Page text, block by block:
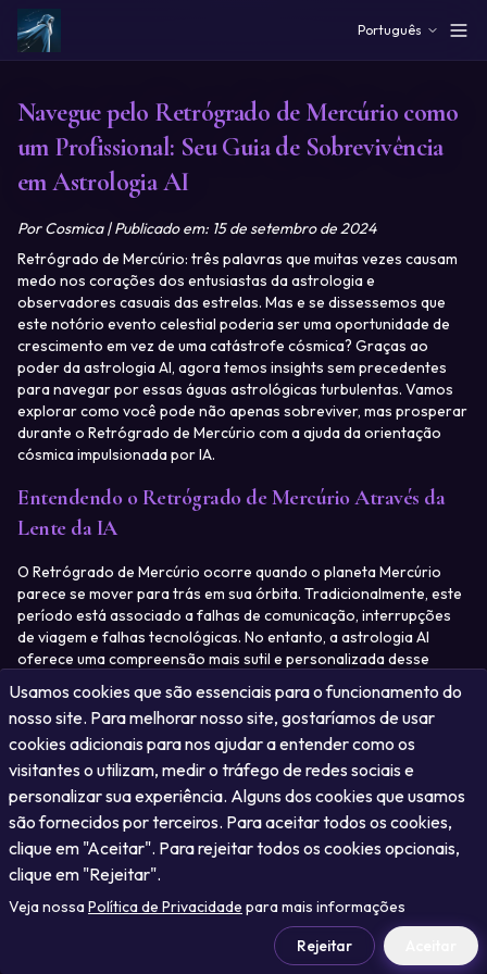
Português
Navegue pelo Retrógrado de Mercúrio como
um Profissional: Seu Guia de Sobrevivência
em Astrologia AI
Por Cosmica | Publicado em: 15 de setembro de 2024
Retrógrado de Mercúrio: três palavras que muitas vezes causam
medo nos corações dos entusiastas da astrologia e
observadores casuais das estrelas. Mas e se dissessemos que
este notório evento celestial poderia ser uma oportunidade de
crescimento em vez de uma catástrofe cósmica? Graças ao
poder da astrologia AI, agora temos insights sem precedentes
para navegar por essas águas astrológicas turbulentas. Vamos
explorar como você pode não apenas sobreviver, mas prosperar
durante o Retrógrado de Mercúrio com a ajuda da orientação
cósmica impulsionada por IA.
Entendendo o Retrógrado de Mercúrio Através da
Lente da IA
O Retrógrado de Mercúrio ocorre quando o planeta Mercúrio
parece se mover para trás em sua órbita. Tradicionalmente, este
período está associado a falhas de comunicação, interrupções
de viagem e falhas tecnológicas. No entanto, a astrologia AI
oferece uma compreensão mais sutil e personalizada desse
""Os algoritmos de IA podem analisar vastas quantidades de
dados para identificar padrões específicos do mapa natal de
cada indivíduo durante o Retrógrado de Mercúrio. Isso permite
estratégias altamente personalizadas para navegar
efetivamente por este período." - Dr. Astra Nova, Astrologista
AI da Cosmica
Como a IA Melhora as Previsões do Retrógrado de
Mercúrio
Análise de Impacto Personalizada
Usamos cookies que são essenciais para o funcionamento do
nosso site. Para melhorar nosso site, gostaríamos de usar
cookies adicionais para nos ajudar a entender como os
visitantes o utilizam, medir o tráfego de redes sociais e
personalizar sua experiência. Alguns dos cookies que usamos
são fornecidos por terceiros. Para aceitar todos os cookies,
clique em "Aceitar". Para rejeitar todos os cookies opcionais,
clique em "Rejeitar".
Veja nossaPolítica de Privacidade para mais informações
Rejeitar